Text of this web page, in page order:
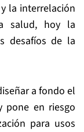
la interrelación
salud, hoy la
desafíos de la
a fondo el
pone en riesgo
para usos